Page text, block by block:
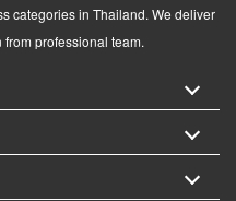
categories in Thailand. We deliver
professional team.